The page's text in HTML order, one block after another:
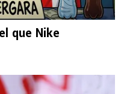
que Nike